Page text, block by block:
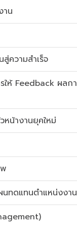
าน
ความสำเร็จ
ให้ Feedback ผลก
หน้างานยุคใหม่
นทดแทนตำแหน่งงาน